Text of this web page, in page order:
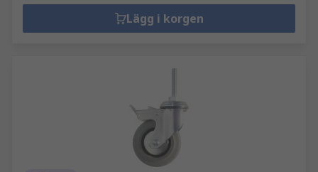
Lägg i korgen